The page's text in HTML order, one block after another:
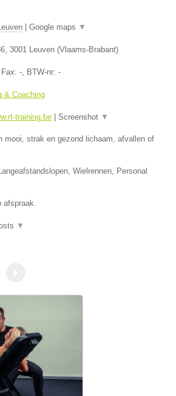
| Google maps ▼
3001 Leuven (Vlaams-Brabant)
, Fax: - , BTW-nr: -
& Coaching
training.be | Screenshot ▼
mooi, strak en gezond lichaam, afvallen of
Wielrennen, Personal
▼